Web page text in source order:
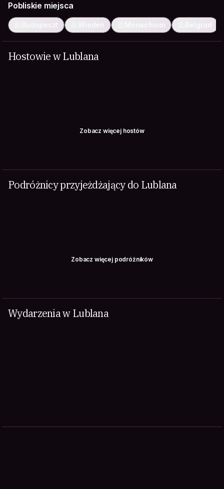
Pobliskie miejsca
Budapeszt Wiedeń Monachium Belgrad
Hostowie w Lublana
Zobacz więcej hostów
Podróżnicy przyjeżdżający do Lublana
Zobacz więcej podróżników
Wydarzenia w Lublana